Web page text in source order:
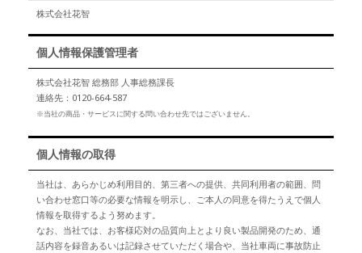
株式会社花智
個人情報保護管理者
株式会社花智 総務部 人事総務課長
連絡先：0120-664-587
※当社の商品・サービスに関する問い合わせ先ではございません。
個人情報の取得
当社は、あらかじめ利用目的、第三者への提供、共同利用者の範囲、問
い合わせ窓口等の必要な情報を明示し、ご本人の同意を得たうえで個人
情報を取得するよう努めます。
なお、当社では、お客様応対の品質向上とより良い製品開発のため、通
話内容を録音あるいは記録させていただく場合や、当社車両に事故防止